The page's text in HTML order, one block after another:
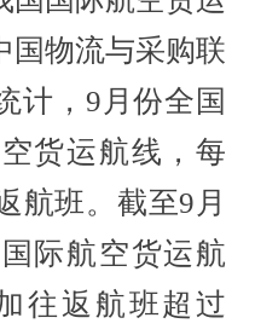
国物流与采购联
计，9月份全国
货运航线，每
航班。截至9月
际航空货运航
往返航班超过